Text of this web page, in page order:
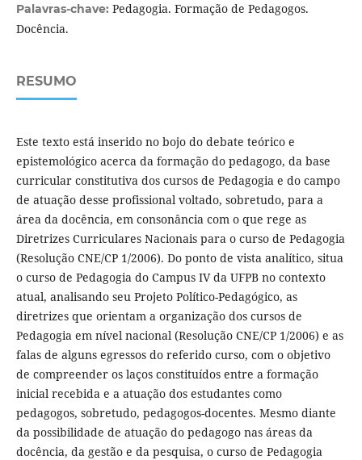
Palavras-chave: Pedagogia. Formação de Pedagogos.
Docência.
RESUMO
Este texto está inserido no bojo do debate teórico e
epistemológico acerca da formação do pedagogo, da base
curricular constitutiva dos cursos de Pedagogia e do campo
de atuação desse profissional voltado, sobretudo, para a
área da docência, em consonância com o que rege as
Diretrizes Curriculares Nacionais para o curso de Pedagogia
(Resolução CNE/CP 1/2006). Do ponto de vista analítico, situa
o curso de Pedagogia do Campus IV da UFPB no contexto
atual, analisando seu Projeto Político-Pedagógico, as
diretrizes que orientam a organização dos cursos de
Pedagogia em nível nacional (Resolução CNE/CP 1/2006) e as
falas de alguns egressos do referido curso, com o objetivo
de compreender os laços constituídos entre a formação
inicial recebida e a atuação dos estudantes como
pedagogos, sobretudo, pedagogos-docentes. Mesmo diante
da possibilidade de atuação do pedagogo nas áreas da
docência, da gestão e da pesquisa, o curso de Pedagogia